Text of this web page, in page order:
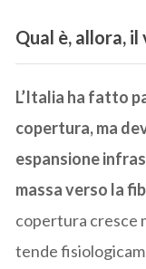
Qual è, allora,
L’Italia ha fatto
copertura, ma
espansione
massa verso la
copertura cresce
tende